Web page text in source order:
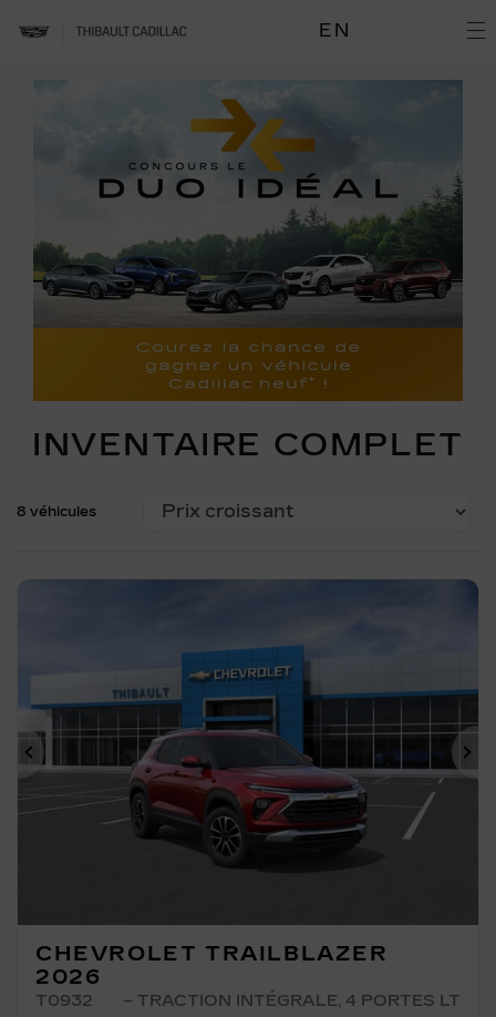
EN
INVENTAIRE COMPLET
8 véhicules
Précédent
CHEVROLET TRAILBLAZER
2026
T0932 – TRACTION INTÉGRALE, 4 PORTES LT